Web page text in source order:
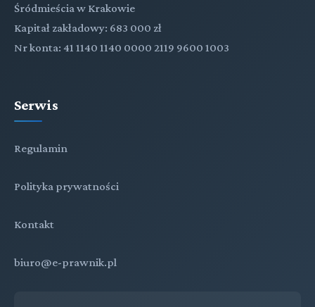
Śródmieścia w Krakowie
Kapitał zakładowy: 683 000 zł
Nr konta: 41 1140 1140 0000 2119 9600 1003
Serwis
Regulamin
Polityka prywatności
Kontakt
biuro@e-prawnik.pl